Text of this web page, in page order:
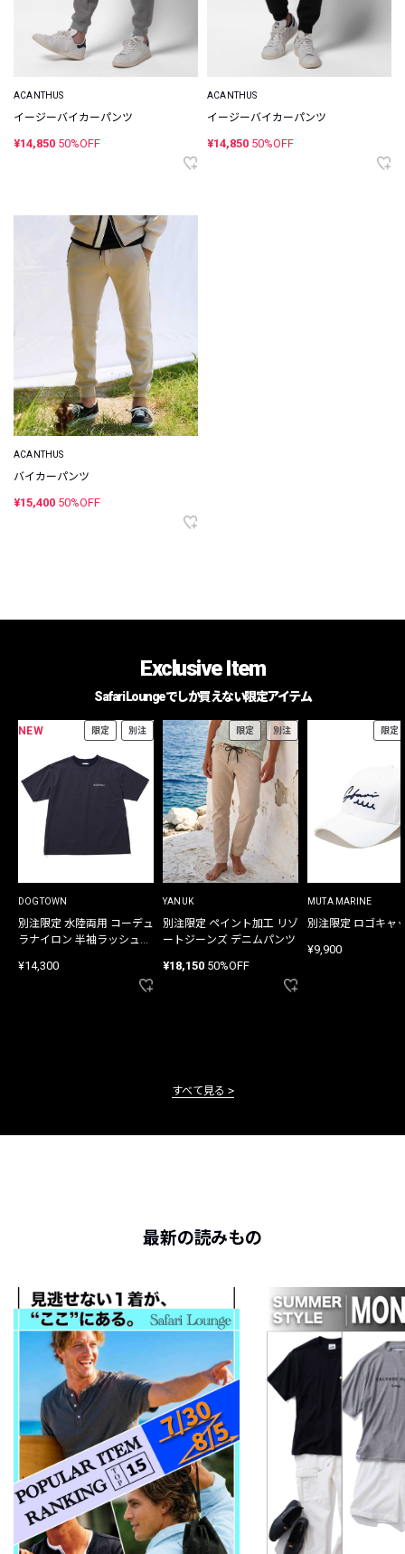
ACANTHUS
イージーバイカーパンツ
¥14,850 50%OFF
ACANTHUS
イージーバイカーパンツ
¥14,850 50%OFF
ACANTHUS
バイカーパンツ
¥15,400 50%OFF
Exclusive Item
Safari Loungeでしか買えない限定アイテム
NEW 限定 別注
DOGTOWN
別注限定 水陸両用 コーデュ
ラナイロン 半袖ラッシュガ
¥14,300
限定 別注
YANUK
別注限定 ペイント加工 リゾ
ートジーンズ デニムパンツ
¥18,150 50%OFF
限定
MUTA MARINE
別注限定 ロゴキャ
¥9,900
すべて見る
最新の読みもの